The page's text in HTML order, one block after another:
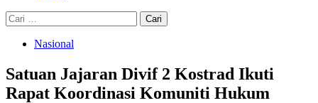
Cari
untuk:
Nasional
Satuan Jajaran Divif 2 Kostrad Ikuti
Rapat Koordinasi Komuniti Hukum